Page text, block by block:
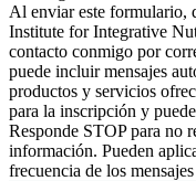
Al enviar este formulario,
Institute for Integrative
contacto conmigo por
puede incluir mensajes
productos y servicios
para la inscripción y
Responde STOP para no
información. Pueden
frecuencia de los